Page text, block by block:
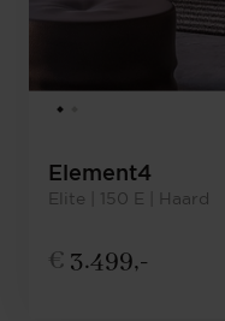
Element4
Elite | 150 E | Haard
€ 3.499,-